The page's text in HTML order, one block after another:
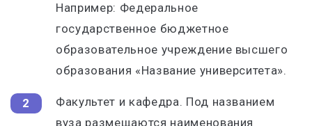
Например: Федеральное
государственное бюджетное
образовательное учреждение высшего
образования «Название университета».
Факультет и кафедра. Под названием
вуза размещаются наименования